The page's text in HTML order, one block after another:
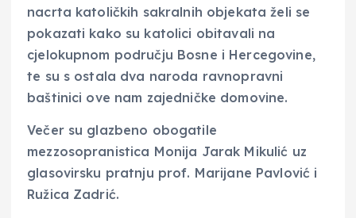
nacrta katoličkih sakralnih objekata želi se
pokazati kako su katolici obitavali na
cjelokupnom području Bosne i Hercegovine,
te su s ostala dva naroda ravnopravni
baštinici ove nam zajedničke domovine.
Večer su glazbeno obogatile
mezzosopranistica Monija Jarak Mikulić uz
glasovirsku pratnju prof. Marijane Pavlović i
Ružica Zadrić.